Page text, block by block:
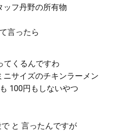
ッフ丹野の所有物
言ったら
てくるんですわ
ニサイズのチキンラーメン
100円もしないやつ
と 言ったんですが